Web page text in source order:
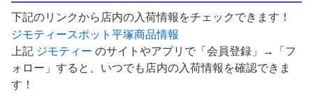
下記のリンクから店内の入荷情報をチェックできます！
ジモティースポット平塚商品情報
上記 ジモティー のサイトやアプリで「会員登録」→「フ
ォロー」すると、いつでも店内の入荷情報を確認できま
す！